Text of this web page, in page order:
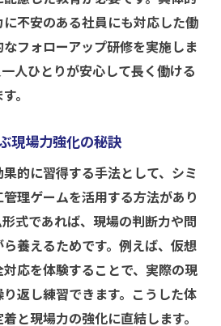
不安のある社員にも対応した働
フォローアップ研修を実施しま
人ひとりが安心して長く働ける
。
現場力強化の秘訣
的に習得する手法として、シミ
理ゲームを活用する方法があり
式であれば、現場の判断力や問
養えるためです。例えば、仮想
応を体験することで、実際の現
返し練習できます。こうした体
と現場力の強化に直結します。